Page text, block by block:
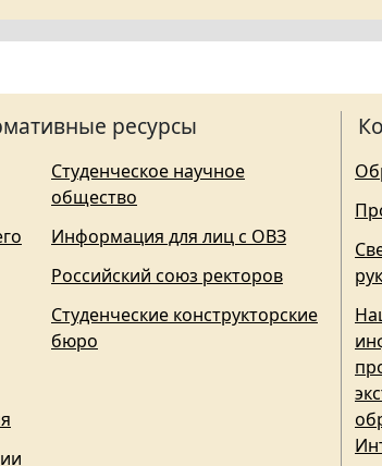
ресурсы
Студенческое научное
общество
Информация для лиц с ОВЗ
Российский союз ректоров
Студенческие конструкторские
бюро